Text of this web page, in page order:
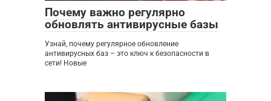
Почему важно регулярно
обновлять антивирусные базы
Узнай, почему регулярное обновление
антивирусных баз – это ключ к безопасности в
сети! Новые